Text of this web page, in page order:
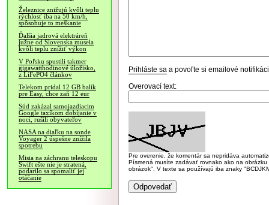
Železnice znižujú kvôli teplu
rýchlosť iba na 50 km/h,
spôsobuje to meškanie
Ďalšia jadrová elektráreň
južne od Slovenska musela
kvôli teplu znížiť výkon
V Poľsku spustili takmer
gigawatthodinové úložisko,
z LiFePO4 článkov
Telekom pridal 12 GB balík
pre Easy, chce zaň 12 eur
Súd zakázal samojazdiacim
Google taxíkom dobíjanie v
noci, rušili obyvateľov
NASA na diaľku na sonde
Voyager 2 úspešne znížila
spotrebu
Misia na záchranu teleskopu
Swift ešte nie je stratená,
podarilo sa spomaliť jej
otáčanie
Prihláste sa a povoľte si emailové
Overovací text:
Pre overenie, že komentár sa nepridáva
Písmená musíte zadávať rovnako ako na
obrázok". V texte sa používajú iba znaky